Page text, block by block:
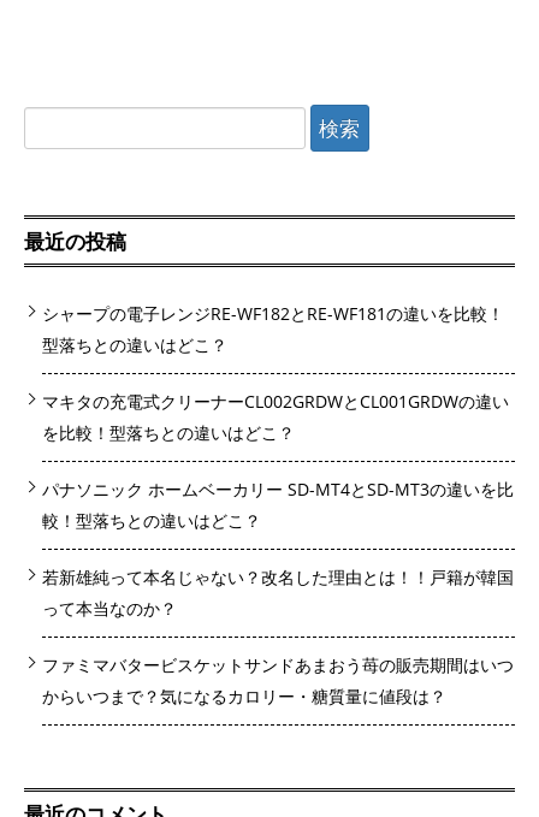
索:
最近の投稿
シャープの電子レンジRE-WF182とRE-WF181の違いを比較！
型落ちとの違いはどこ？
マキタの充電式クリーナーCL002GRDWとCL001GRDWの違い
を比較！型落ちとの違いはどこ？
パナソニック ホームベーカリー SD-MT4とSD-MT3の違いを比
較！型落ちとの違いはどこ？
若新雄純って本名じゃない？改名した理由とは！！戸籍が韓国
って本当なのか？
ファミマバタービスケットサンドあまおう苺の販売期間はいつ
からいつまで？気になるカロリー・糖質量に値段は？